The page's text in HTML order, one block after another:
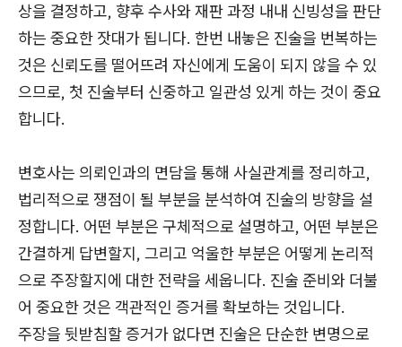
상을 결정하고, 향후 수사와 재판 과정 내내 신빙성을 판단
하는 중요한 잣대가 됩니다. 한번 내놓은 진술을 번복하는
것은 신뢰도를 떨어뜨려 자신에게 도움이 되지 않을 수 있
으므로, 첫 진술부터 신중하고 일관성 있게 하는 것이 중요
합니다.
변호사는 의뢰인과의 면담을 통해 사실관계를 정리하고,
법리적으로 쟁점이 될 부분을 분석하여 진술의 방향을 설
정합니다. 어떤 부분은 구체적으로 설명하고, 어떤 부분은
간결하게 답변할지, 그리고 억울한 부분은 어떻게 논리적
으로 주장할지에 대한 전략을 세웁니다. 진술 준비와 더불
어 중요한 것은 객관적인 증거를 확보하는 것입니다.
주장을 뒷받침할 증거가 없다면 진술은 단순한 변명으로